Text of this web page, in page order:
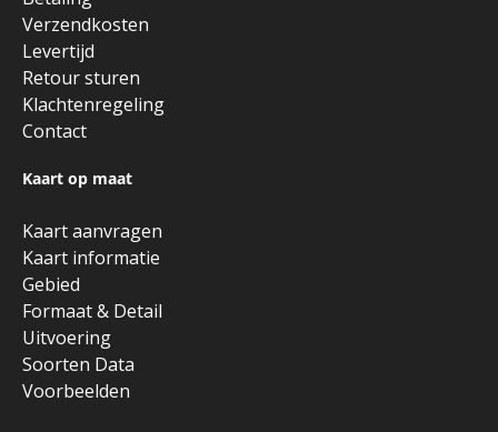
Verzendkosten
Levertijd
Retour sturen
Klachtenregeling
Contact
Kaart op maat
Kaart aanvragen
Kaart informatie
Gebied
Formaat & Detail
Uitvoering
Soorten Data
Voorbeelden